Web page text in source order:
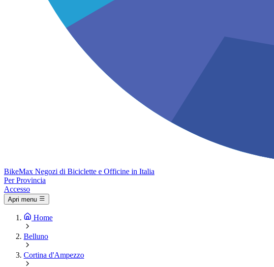
BikeMax Negozi di Biciclette e Officine in Italia
Per Provincia
Accesso
Apri menu
Home
Belluno
Cortina d'Ampezzo